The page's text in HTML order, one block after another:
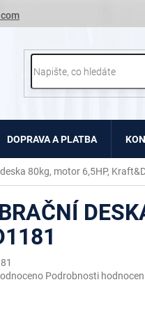
DOPRAVA A PLATBA
80kg, motor 6,5HP,
Podrobnosti